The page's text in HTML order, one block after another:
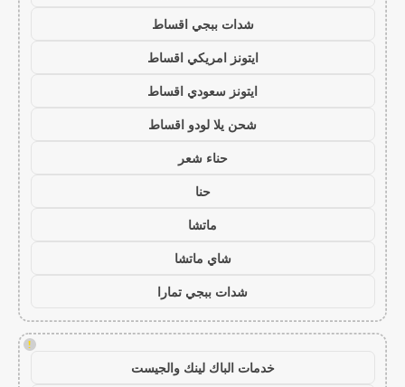
شدات ببجي اقساط
ايتونز امريكي اقساط
ايتونز سعودي اقساط
شحن يلا لودو اقساط
حناء شعر
حنا
ماتشا
شاي ماتشا
شدات ببجي تمارا
!
خدمات الباك لينك والجيست